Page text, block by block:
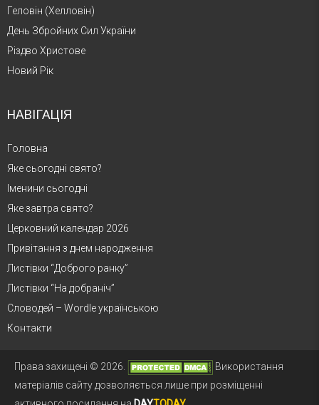
Геловін (Хелловін)
День Збройних Сил України
Різдво Христове
Новий Рік
НАВІГАЦІЯ
Головна
Яке сьогодні свято?
Іменини сьогодні
Яке завтра свято?
Церковний календар 2026
Привітання з днем народження
Листівки “Доброго ранку”
Листівки “На добраніч”
Словодей – Wordle українською
Контакти
Права захищені © 2026.
Використання
матеріалів сайту дозволяється лише при розміщенні